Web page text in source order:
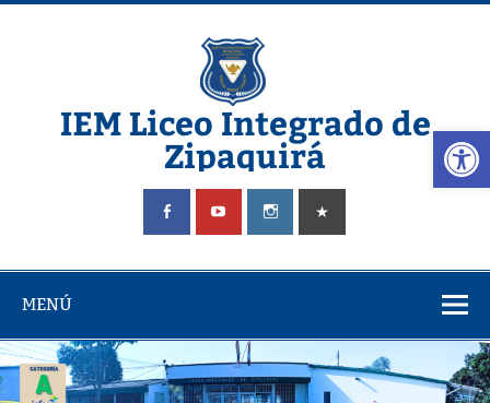
Abrir
IEM Liceo Integrado de
Zipaquirá
Pagina del Liceo Integrado Zipaquira
MENÚ